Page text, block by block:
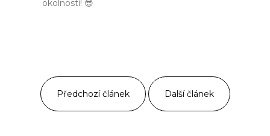
okolností! 😎
Předchozí článek Další článek